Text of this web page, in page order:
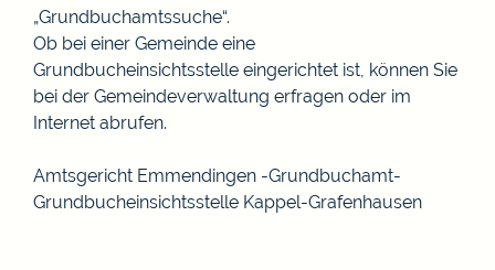
„Grundbuchamtssuche“.
Ob bei einer Gemeinde eine
Grundbucheinsichtsstelle eingerichtet ist, können Sie
bei der Gemeindeverwaltung erfragen oder im
Internet abrufen.
Amtsgericht Emmendingen -Grundbuchamt-
Grundbucheinsichtsstelle Kappel-Grafenhausen